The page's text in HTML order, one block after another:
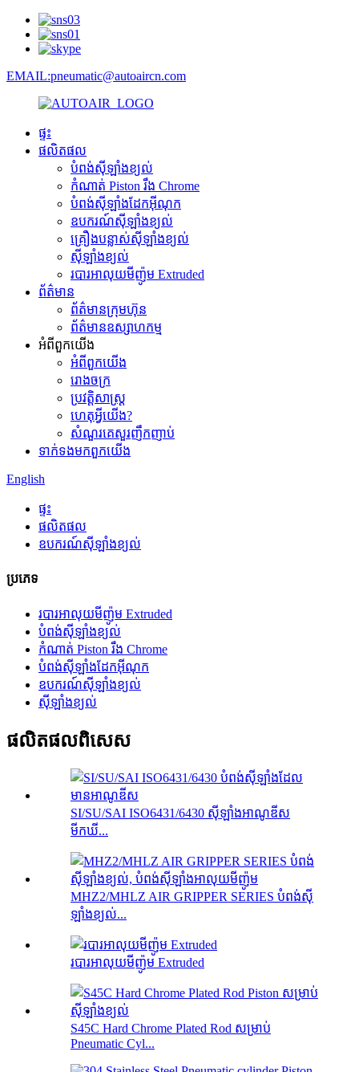
EMAIL:pneumatic@autoaircn.com
ផ្ទះ
ផលិតផល
បំពង់ស៊ីឡាំងខ្យល់
កំណាត់ Piston រឹង Chrome
បំពង់ស៊ីឡាំងដែកអ៊ីណុក
ឧបករណ៍ស៊ីឡាំងខ្យល់
គ្រឿងបន្លាស់ស៊ីឡាំងខ្យល់
ស៊ីឡាំងខ្យល់
របារអាលុយមីញ៉ូម Extruded
ព័ត៌មាន
ព័ត៌មានក្រុមហ៊ុន
ព័ត៌មានឧស្សាហកម្ម
អំពី​ពួក​យើង
អំពី​ពួក​យើង
រោងចក្រ
ប្រវត្តិសាស្ត្រ
ហេតុអ្វីយើង?
សំណួរគេសួរញឹកញាប់
ទាក់ទង​មក​ពួក​យើង
English
ផ្ទះ
ផលិតផល
ឧបករណ៍ស៊ីឡាំងខ្យល់
ប្រភេទ
របារអាលុយមីញ៉ូម Extruded
បំពង់ស៊ីឡាំងខ្យល់
កំណាត់ Piston រឹង Chrome
បំពង់ស៊ីឡាំងដែកអ៊ីណុក
ឧបករណ៍ស៊ីឡាំងខ្យល់
ស៊ីឡាំងខ្យល់
ផលិតផល​ពិសេស
SI/SU/SAI ISO6431/6430 ស៊ីឡាំងអាណូឌីស
មីកឃី...
MHZ2/MHLZ AIR GRIPPER SERIES បំពង់ស៊ី
ឡាំងខ្យល់...
របារអាលុយមីញ៉ូម Extruded
S45C Hard Chrome Plated Rod សម្រាប់
Pneumatic Cyl...